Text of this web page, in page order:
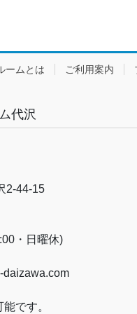
ームとは ご利用案内
代沢
2-44-15
・日曜休)
daizawa.com
です。